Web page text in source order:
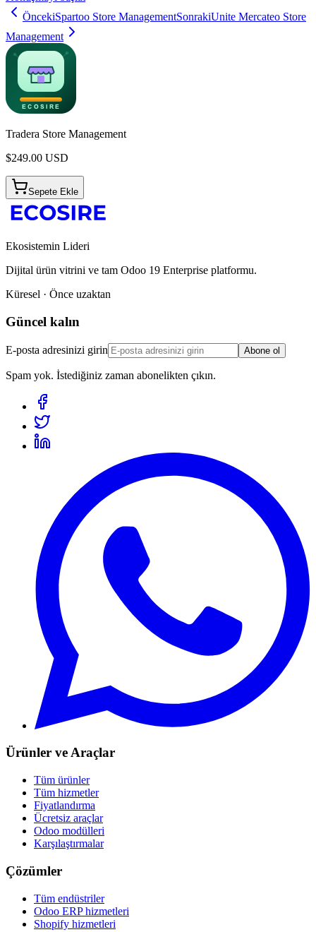
ÖncekiSpartoo Store ManagementSonrakiUnite Mercateo Store
Management
Tradera Store Management
$249.00 USD
Sepete Ekle
Ekosistemin Lideri
Dijital ürün vitrini ve tam Odoo 19 Enterprise platformu.
Küresel · Önce uzaktan
Güncel kalın
E-posta adresinizi girin Abone ol
Spam yok. İstediğiniz zaman abonelikten çıkın.
Ürünler ve Araçlar
Tüm ürünler
Tüm hizmetler
Fiyatlandırma
Ücretsiz araçlar
Odoo modülleri
Karşılaştırmalar
Çözümler
Tüm endüstriler
Odoo ERP hizmetleri
Shopify hizmetleri